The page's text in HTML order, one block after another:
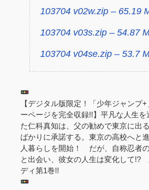
103704 v02w.zip – 65.19
103704 v03s.zip – 54.87
103704 v04se.zip – 53.7
【デジタル版限定！「少年ジャンプ
ーページを完全収録!!】平凡な人生
た仁科真知は、父の勧めで東京に出
ばかりに承諾する。東京の高校へと
人暮らしを開始！ だが、自称忍者
と出会い、彼女の人生は変化して!?
ディ第1巻!!